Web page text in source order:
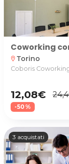
Coworking
location_on Torino
Coboris
12,08€
-50%
3 acquistati